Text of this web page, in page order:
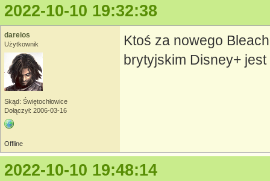
2022-10-10 19:32:38
dareios
Użytkownik
Skąd: Świętochłowice
Dołączył: 2006-03-16
Ktoś za nowego
brytyjskim Disney+
Offline
2022-10-10 19:48:14